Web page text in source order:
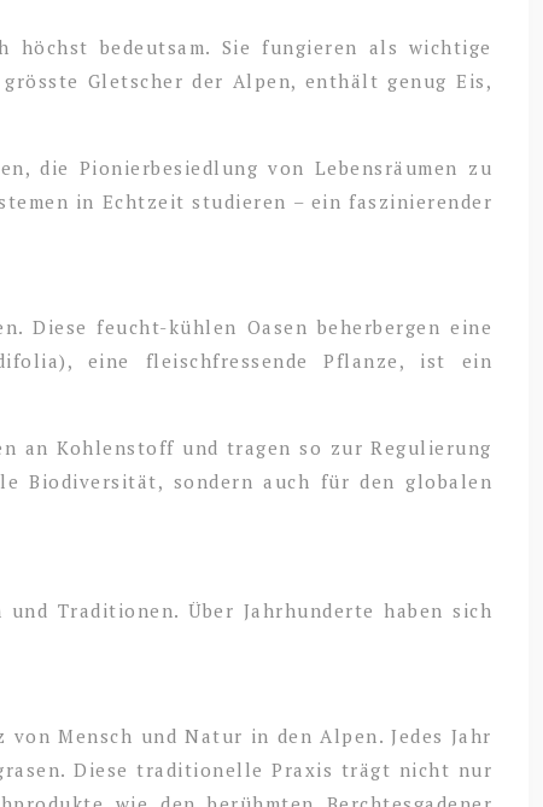
bedeutsam. Sie fungieren als wichtige
Gletscher der Alpen, enthält genug Eis,
die Pionierbesiedlung von Lebensräumen zu
in Echtzeit studieren – ein faszinierender
Diese feucht-kühlen Oasen beherbergen eine
eine fleischfressende Pflanze, ist ein
an Kohlenstoff und tragen so zur Regulierung
Biodiversität, sondern auch für den globalen
Traditionen. Über Jahrhunderte haben sich
Mensch und Natur in den Alpen. Jedes Jahr
Diese traditionelle Praxis trägt nicht nur